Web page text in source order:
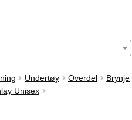
Undertøy Overdel
Brynje
Unisex